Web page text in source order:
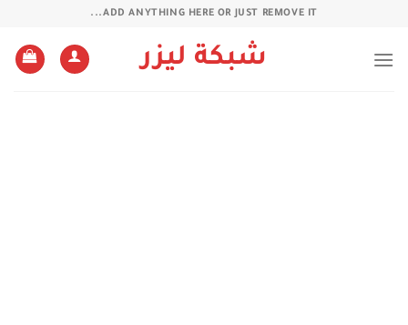
ADD ANYTHING HERE OR JUST REMOVE IT...
شبكة ليزر